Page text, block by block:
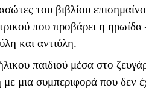
του βιβλίου
που προβάρει η
και αντιύλη.
παιδιού μέσα στο
μια συμπεριφορά που δεν